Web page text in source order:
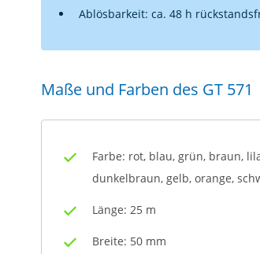
Ablösbarkeit: ca. 48 h
Maße und Farben des GT 571
Farbe: rot, blau, grün, braun,
dunkelbraun, gelb, orange,
Länge: 25 m
Breite: 50 mm